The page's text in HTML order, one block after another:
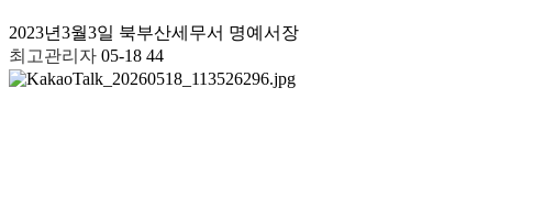
2023년3월3일 북부산세무서 명예서장
최고관리자 05-18 44